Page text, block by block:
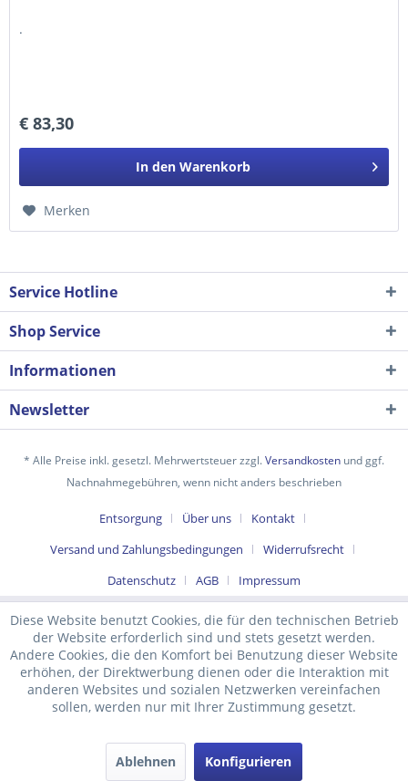
.
€ 83,30
In den Warenkorb
Merken
Service Hotline
Shop Service
Informationen
Newsletter
* Alle Preise inkl. gesetzl. Mehrwertsteuer zzgl.Versandkosten und ggf.
Nachnahmegebühren, wenn nicht anders beschrieben
Entsorgung Über uns
Kontakt
Versand und Zahlungsbedingungen
Widerrufsrecht
Datenschutz
AGB Impressum
Diese Website benutzt Cookies, die für den technischen Betrieb
der Website erforderlich sind und stets gesetzt werden.
Andere Cookies, die den Komfort bei Benutzung dieser Website
erhöhen, der Direktwerbung dienen oder die Interaktion mit
anderen Websites und sozialen Netzwerken vereinfachen
sollen, werden nur mit Ihrer Zustimmung gesetzt.
Ablehnen Konfigurieren